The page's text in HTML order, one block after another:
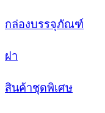
กล่องบรรจุภัณฑ์
ฝา
สินค้าชุดพิเศษ